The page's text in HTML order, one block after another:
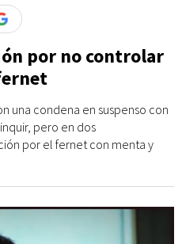
por no controlar
una condena en suspenso con
pero en dos
por el fernet con menta y